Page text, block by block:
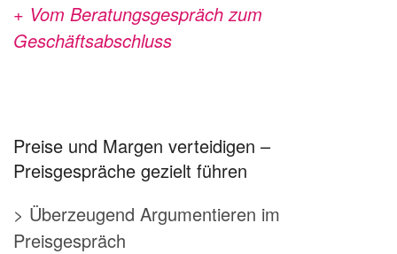
+ Vom Beratungsgespräch zum
Geschäftsabschluss
Preise und Margen verteidigen –
Preisgespräche gezielt führen
> Überzeugend Argumentieren im
Preisgespräch